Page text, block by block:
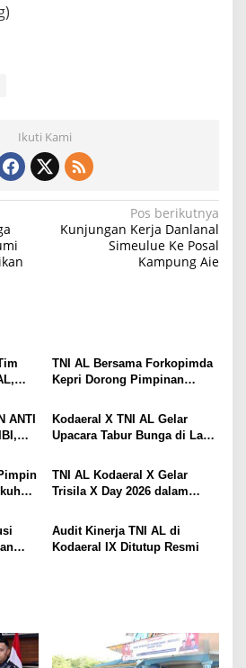
Ikuti Kami
Pos berikutnya
Kunjungan Kerja Danlanal
Simeulue Ke Posal
Kampung Aie
TNI AL Bersama Forkopimda
Kepri Dorong Pimpinan
Pembayaran Zakat
ANTI
Kodaeral X TNI AL Gelar
Upacara Tabur Bunga di Laut
Samudera 2026
TNI AL Kodaeral X Gelar
Trisila X Day 2026 dalam
Samudera
Audit Kinerja TNI AL di
Kodaeral IX Ditutup Resmi